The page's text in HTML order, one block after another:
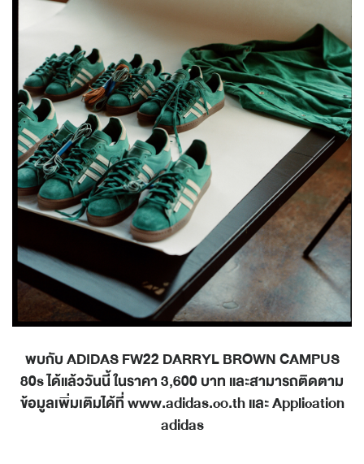
พบกับ ADIDAS FW22 DARRYL BROWN CAMPUS
80s ได้แล้ววันนี้ ในราคา 3,600 บาท และสามารถติดตาม
ข้อมูลเพิ่มเติมได้ที่ www.adidas.co.th และ Application
adidas